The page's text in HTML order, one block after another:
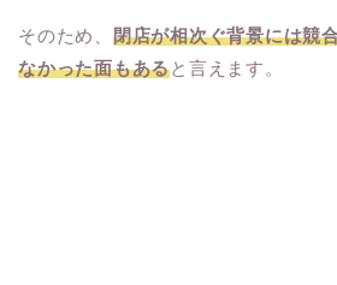
そのため、 閉店が相次ぐ背景には競
なかった面もあると言えます。